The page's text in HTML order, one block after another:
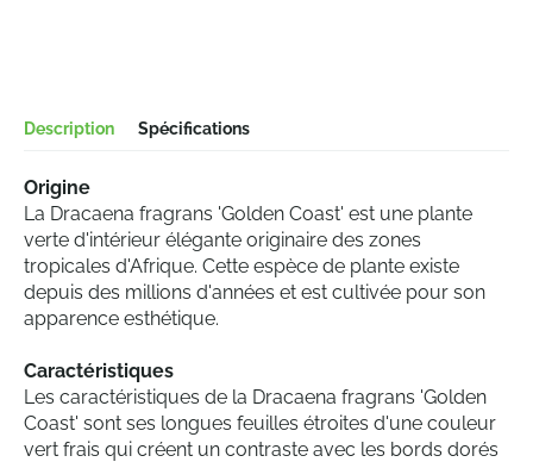
Description Spécifications
Origine
La Dracaena fragrans 'Golden Coast' est une plante
verte d'intérieur élégante originaire des zones
tropicales d'Afrique. Cette espèce de plante existe
depuis des millions d'années et est cultivée pour son
apparence esthétique.
Caractéristiques
Les caractéristiques de la Dracaena fragrans 'Golden
Coast' sont ses longues feuilles étroites d'une couleur
vert frais qui créent un contraste avec les bords dorés